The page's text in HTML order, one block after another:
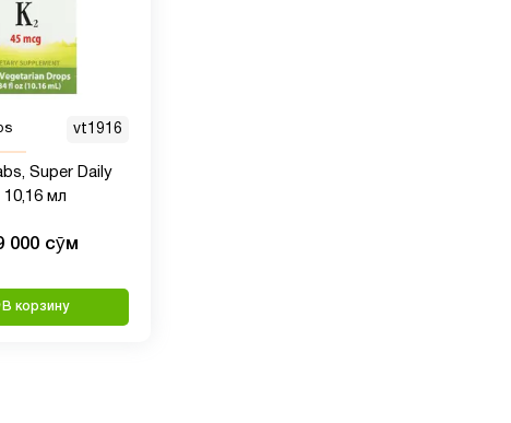
vt1916
Super Daily
10,16 мл
000 сӯм
В корзину